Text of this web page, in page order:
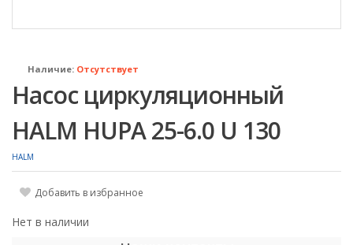
Наличие: Отсутствует
Насос циркуляционный
HALM HUPA 25-6.0 U 130
HALM
Добавить в избранное
Нет в наличии